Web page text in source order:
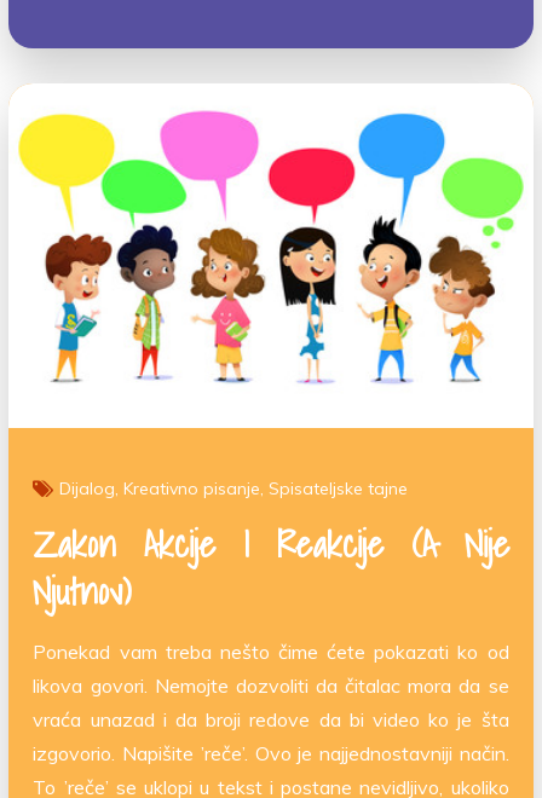
direktno
obraćanje
Dijalog Kreativno pisanje Spisateljske tajne
Zakon Akcije I Reakcije (a Nije
Njutnov)
Ponekad vam treba nešto čime ćete pokazati ko od
likova govori. Nemojte dozvoliti da čitalac mora da se
vraća unazad i da broji redove da bi video ko je šta
izgovorio. Napišite ’reče’. Ovo je najjednostavniji način.
To ’reče’ se uklopi u tekst i postane nevidljivo, ukoliko